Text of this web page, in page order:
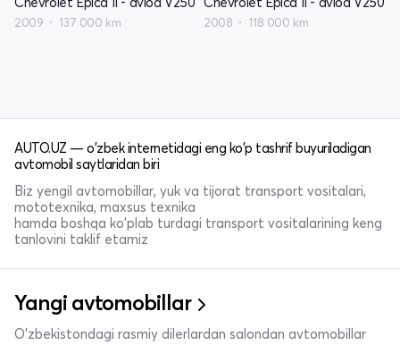
2009 137 000 km 2008 118 000 km
AUTO.UZ — o'zbek internetidagi eng ko'p tashrif buyuriladigan
avtomobil saytlaridan biri
Biz yengil avtomobillar, yuk va tijorat transport vositalari,
mototexnika, maxsus texnika
hamda boshqa ko'plab turdagi transport vositalarining keng
tanlovini taklif etamiz
Yangi avtomobillar
O'zbekistondagi rasmiy dilerlardan salondan avtomobillar